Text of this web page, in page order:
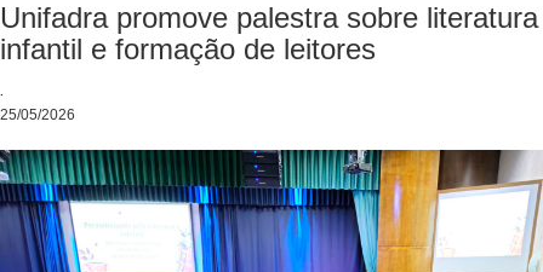
Unifadra promove palestra sobre literatura
infantil e formação de leitores
25/05/2026